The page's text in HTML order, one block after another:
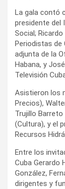
La gala contó
presidente del
Social;
Periodistas de
adjunta de la
Habana, y
Televisión
Asistieron los
Precios),
Trujillo
(Cultura), y el
Recursos
Entre los
Cuba Gerardo
González,
dirigentes y